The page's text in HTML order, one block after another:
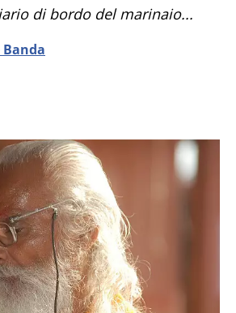
di bordo del marinaio...
Banda